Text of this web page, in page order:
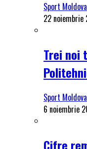
Sport Moldova
22 noiembrie
Trei noi
Sport Moldova
6 noiembrie
Cifre